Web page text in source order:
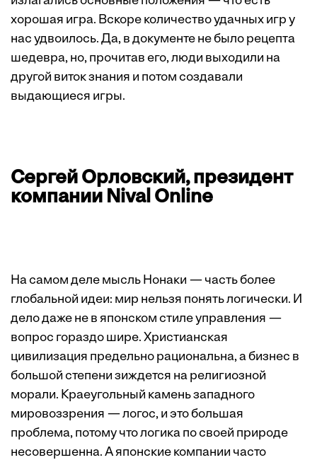
хорошая игра. Вскоре количество удачных игр у
нас удвоилось. Да, в документе не было рецепта
шедевра, но, прочитав его, люди выходили на
другой виток знания и потом создавали
выдающиеся игры.
Сергей Орловский, президент
компании Nival Online
На самом деле мысль Нонаки — часть более
глобальной идеи: мир нельзя понять логически. И
дело даже не в японском стиле управления —
вопрос гораздо шире. Христианская
цивилизация предельно рациональна, а бизнес в
большой степени зиждется на религиозной
морали. Краеугольный камень западного
мировоззрения — логос, и это большая
проблема, потому что логика по своей природе
несовершенна. А японские компании часто